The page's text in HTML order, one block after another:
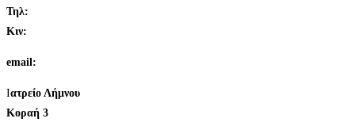
Τηλ:
Κιν:
email:
Ιατρείο Λήμνου
Κοραή 3